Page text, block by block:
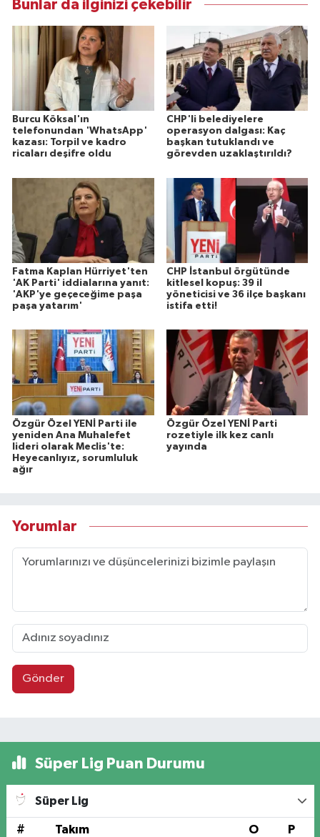
Bunlar da ilginizi çekebilir
Burcu Köksal'ın
telefonundan 'WhatsApp'
kazası: Torpil ve kadro
ricaları deşifre oldu
CHP'li belediyelere
operasyon dalgası: Kaç
başkan tutuklandı ve
görevden uzaklaştırıldı?
Fatma Kaplan Hürriyet'ten
'AK Parti' iddialarına yanıt:
'AKP'ye geçeceğime paşa
paşa yatarım'
CHP İstanbul örgütünde
kitlesel kopuş: 39 il
yöneticisi ve 36 ilçe başkanı
istifa etti!
Özgür Özel YENİ Parti ile
yeniden Ana Muhalefet
lideri olarak Meclis'te:
Heyecanlıyız, sorumluluk
ağır
Özgür Özel YENİ Parti
rozetiyle ilk kez canlı
yayında
Yorumlar
Gönder
Süper Lig Puan Durumu
Süper Lig
# Takım O P